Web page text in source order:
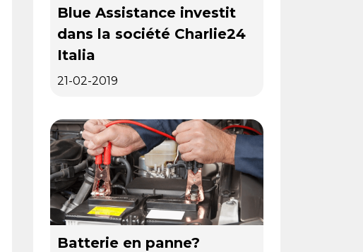
Blue Assistance investit
dans la société Charlie24
Italia
21-02-2019
Batterie en panne?